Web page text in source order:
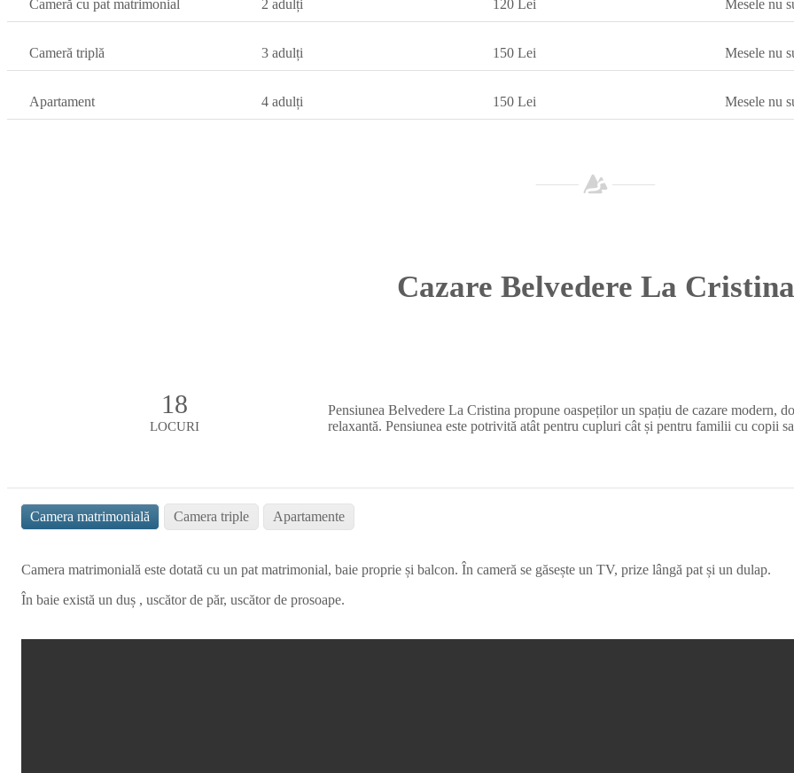
Cameră cu pat matrimonial 2 adulți 120 Lei Mesele nu
Cameră triplă 3 adulți 150 Lei Mesele nu
Apartament 4 adulți 150 Lei Mesele nu
Cazare Belvedere La Cristina
18
LOCURI
Pensiunea Belvedere La Cristina propune oaspeților un spațiu de cazare modern,
relaxantă. Pensiunea este potrivită atât pentru cupluri cât și pentru familii cu copii
Camera matrimonială Camera triple Apartamente
Camera matrimonială este dotată cu un pat matrimonial, baie proprie și balcon. În cameră se găsește un TV, prize lângă pat și un dulap.
În baie există un duș , uscător de păr, uscător de prosoape.